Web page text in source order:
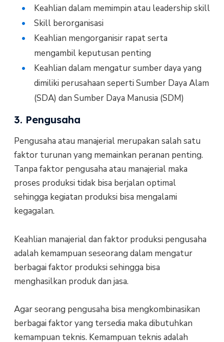
Keahlian dalam memimpin atau leadership skill
Skill berorganisasi
Keahlian mengorganisir rapat serta
mengambil keputusan penting
Keahlian dalam mengatur sumber daya yang
dimiliki perusahaan seperti Sumber Daya Alam
(SDA) dan Sumber Daya Manusia (SDM)
3. Pengusaha
Pengusaha atau manajerial merupakan salah satu
faktor turunan yang memainkan peranan penting.
Tanpa faktor pengusaha atau manajerial maka
proses produksi tidak bisa berjalan optimal
sehingga kegiatan produksi bisa mengalami
kegagalan.
Keahlian manajerial dan faktor produksi pengusaha
adalah kemampuan seseorang dalam mengatur
berbagai faktor produksi sehingga bisa
menghasilkan produk dan jasa.
Agar seorang pengusaha bisa mengkombinasikan
berbagai faktor yang tersedia maka dibutuhkan
kemampuan teknis. Kemampuan teknis adalah